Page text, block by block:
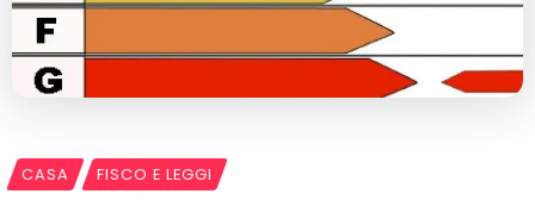
CASA FISCO E LEGGI